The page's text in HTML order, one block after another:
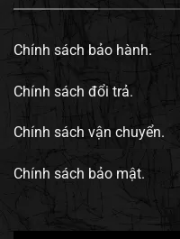
Chính sách bảo hành.
Chính sách đổi trả.
Chính sách vận chuyển.
Chính sách bảo mật.